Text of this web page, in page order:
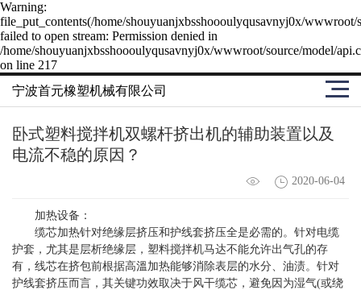
Warning:
file_put_contents(/home/shouyuanjxbsshoooulyqusavnyj0x/wwwroot/
failed to open stream: Permission denied in
/home/shouyuanjxbsshoooulyqusavnyj0x/wwwroot/source/model/
on line 217
宁波首元橡塑机械有限公司
卧式塑料搅拌机双螺杆挤出机的辅助装置以及
电流不稳的原因？
2020-06-04
加热设备：
缆芯加热针对绝缘层挤压和护线套挤压全是必需的。针对电缆
护套，尤其是层析绝缘层，塑料搅拌机马达不能允许出气孔的存
有，线芯在挤包前根据高溫加热能够消除表层的水分、油渍。针对
护线套挤压而言，其关键功效取决于风干缆芯，避免因为湿气(或绕